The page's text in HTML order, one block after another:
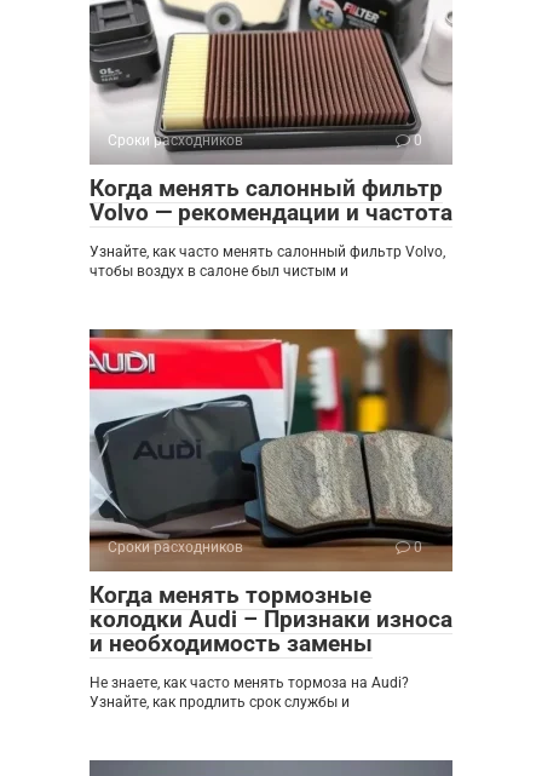
Сроки расходников 0
Когда менять салонный фильтр
Volvo — рекомендации и частота
Узнайте, как часто менять салонный фильтр Volvo,
чтобы воздух в салоне был чистым и
Сроки расходников 0
Когда менять тормозные
колодки Audi – Признаки износа
и необходимость замены
Не знаете, как часто менять тормоза на Audi?
Узнайте, как продлить срок службы и